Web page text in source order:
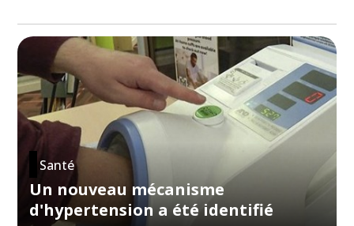
Santé
Un nouveau mécanisme
d'hypertension a été identifié